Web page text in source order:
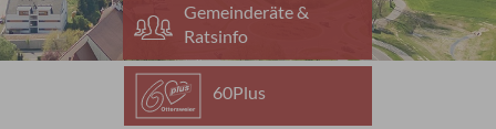
Gemeinderäte &
Ratsinfo
60Plus